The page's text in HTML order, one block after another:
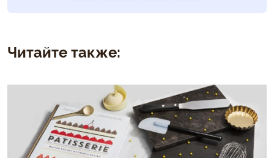
Читайте также: